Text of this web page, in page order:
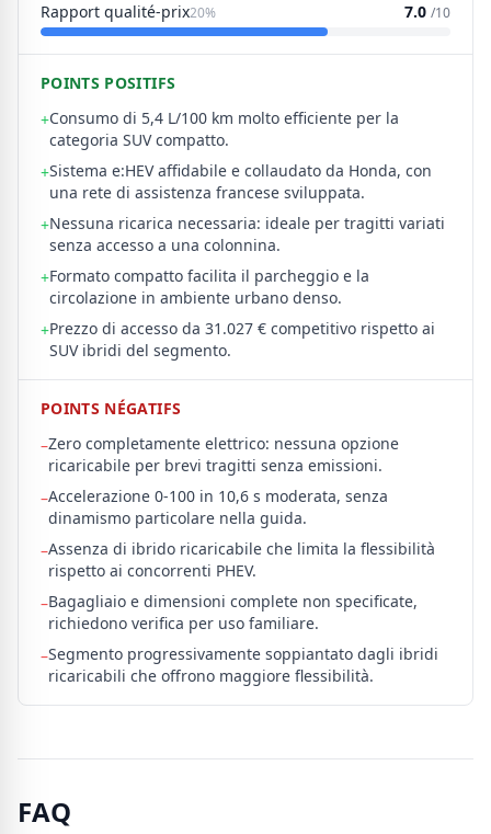
Rapport qualité-prix20% 7.0 /10
POINTS POSITIFS
+Consumo di 5,4 L/100 km molto efficiente per la
categoria SUV compatto.
+Sistema e:HEV affidabile e collaudato da Honda, con
una rete di assistenza francese sviluppata.
+Nessuna ricarica necessaria: ideale per tragitti variati
senza accesso a una colonnina.
+Formato compatto facilita il parcheggio e la
circolazione in ambiente urbano denso.
+Prezzo di accesso da 31.027 € competitivo rispetto ai
SUV ibridi del segmento.
POINTS NÉGATIFS
–Zero completamente elettrico: nessuna opzione
ricaricabile per brevi tragitti senza emissioni.
–Accelerazione 0-100 in 10,6 s moderata, senza
dinamismo particolare nella guida.
–Assenza di ibrido ricaricabile che limita la flessibilità
rispetto ai concorrenti PHEV.
–Bagagliaio e dimensioni complete non specificate,
richiedono verifica per uso familiare.
–Segmento progressivamente soppiantato dagli ibridi
ricaricabili che offrono maggiore flessibilità.
FAQ